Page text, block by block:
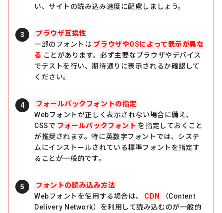
い、サイトの読み込み速度に配慮しましょう。
ブラウザ互換性
一部のフォントは ブラウザやOSによって表示が異な
る ことがあります。必ず主要なブラウザやデバイス
でテストを行い、期待通りに表示されるか確認して
ください。
フォールバックフォントの指定
Webフォントが正しく表示されない場合に備え、
CSSで フォールバックフォント を指定しておくこと
が推奨されます。特に英数字フォントでは、システ
ムにインストールされている標準フォントを指定す
ることが一般的です。
フォントの読み込み方法
Webフォントを使用する場合は、
CDN
（Content
Delivery Network）を利用して読み込むのが一般的